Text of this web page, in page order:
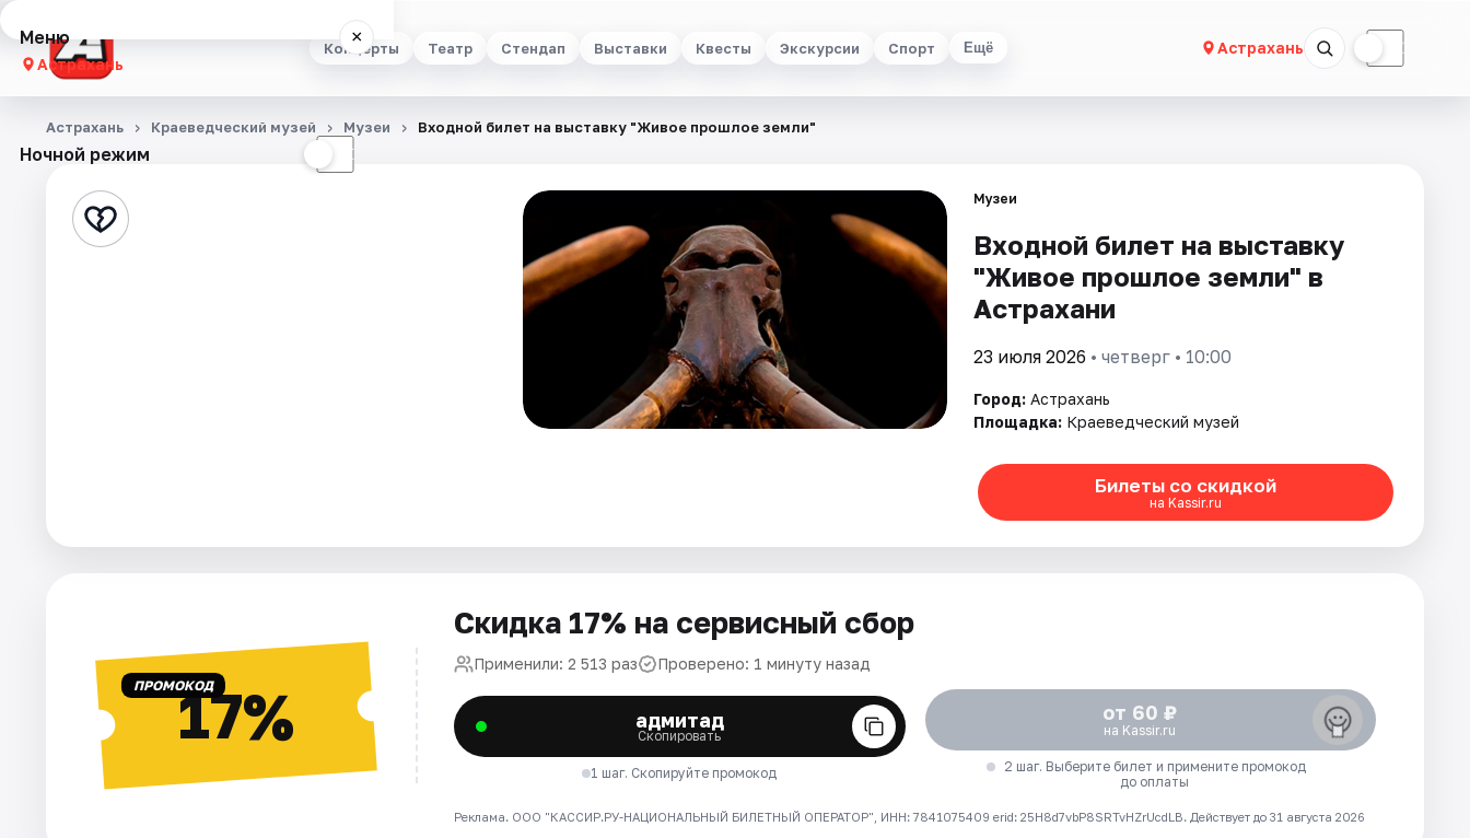
Концерты Театр Стендап Выставки Квесты Экскурсии Спорт Ещё Астрахань ☾
Меню ×
Астрахань
Концерты
Стендап
Города
Рейтинги
Ночной режим ☾
Астрахань Краеведческий музей Музеи Входной билет на выставку "Живое прошлое земли"
Музеи
Входной билет на выставку
"Живое прошлое земли" в
Астрахани
23 июля 2026 • четверг • 10:00
Город: Астрахань
Площадка: Краеведческий музей
Билеты со скидкой
на Kassir.ru
ПРОМОКОД17%
Скидка 17% на сервисный сбор
Применили: 2 513 раз Проверено: 1 минуту назад
адмитад
Скопировать
1 шаг. Скопируйте промокод
от 60 ₽
на Kassir.ru
2 шаг. Выберите билет и примените промокод
до оплаты
Реклама. ООО "КАССИР.РУ-НАЦИОНАЛЬНЫЙ БИЛЕТНЫЙ ОПЕРАТОР", ИНН: 7841075409 erid: 25H8d7vbP8SRTvHZrUcdLB. Действует до 31 августа 2026